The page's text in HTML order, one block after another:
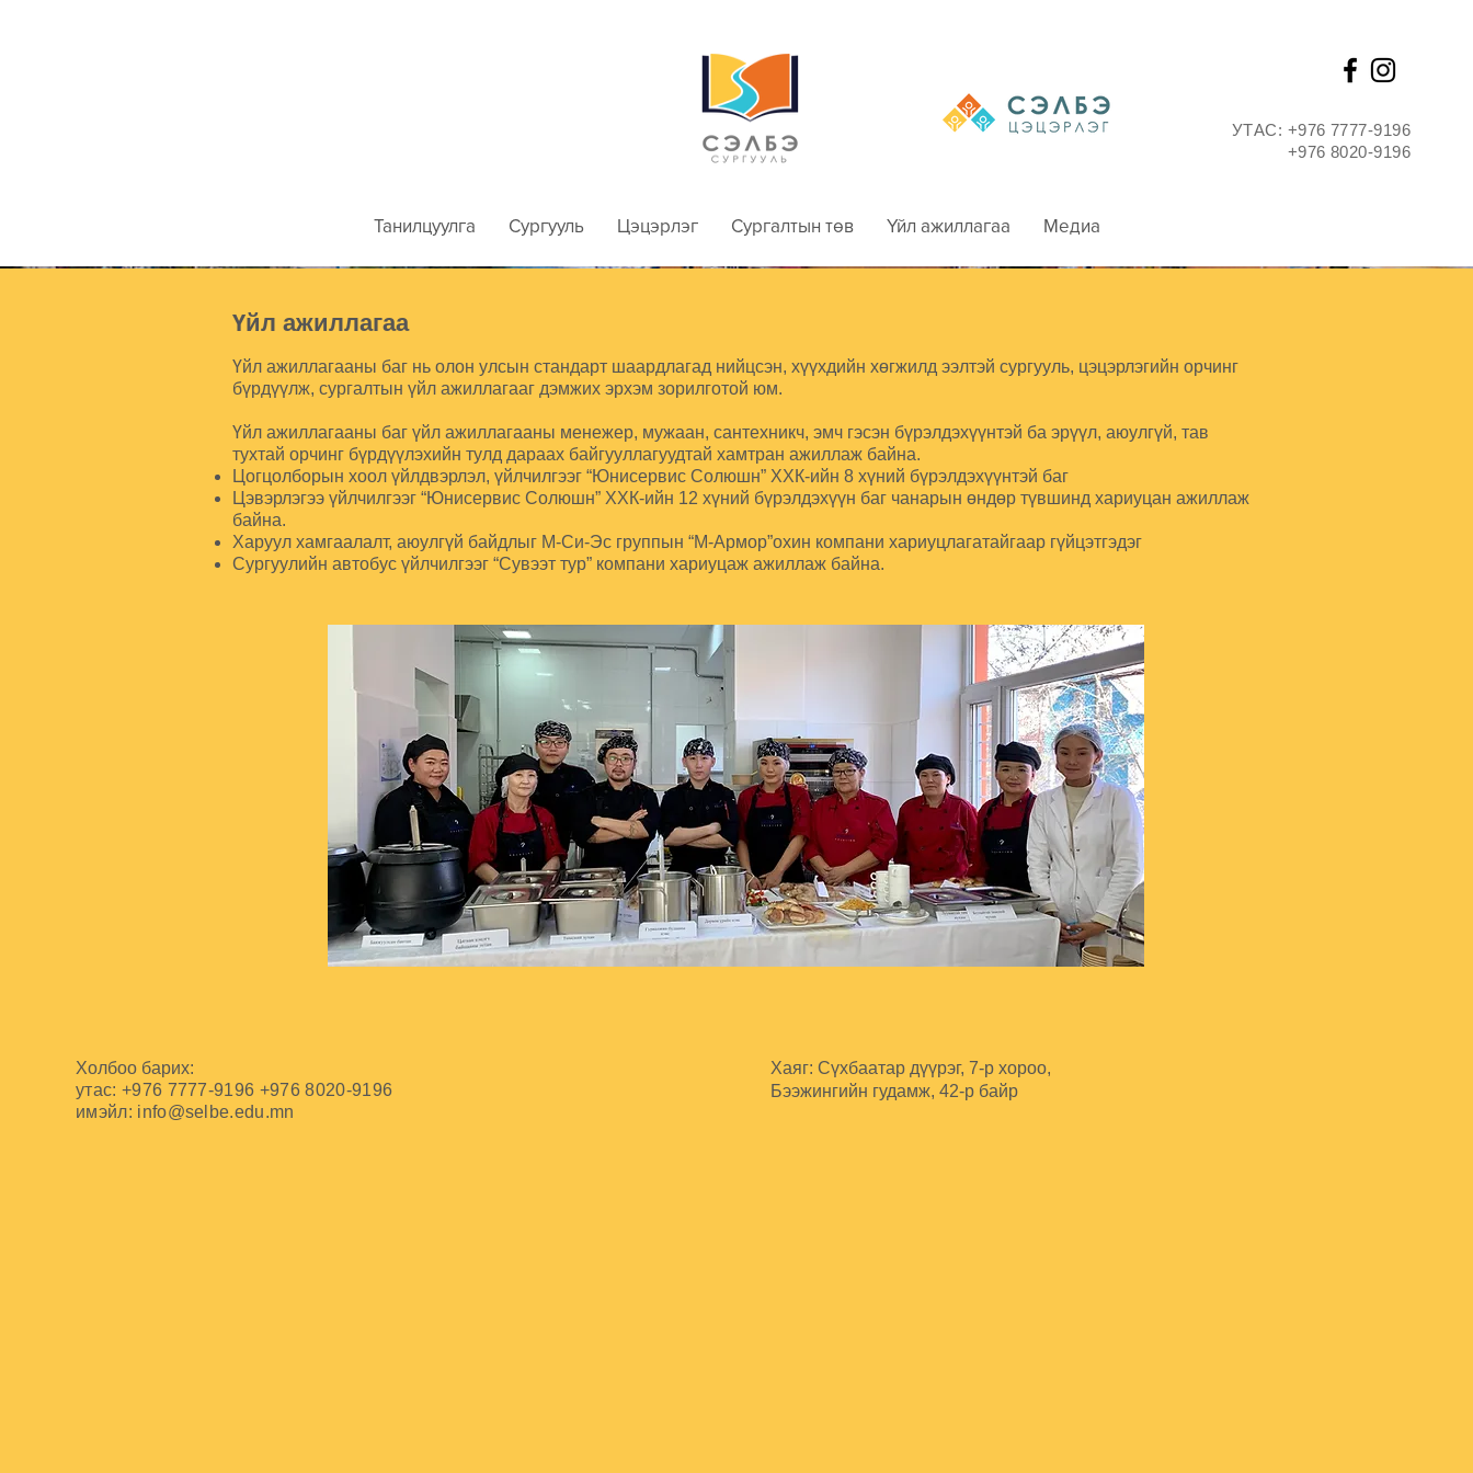
УТАС: +976 7777-9196
+976 8020-9196
Танилцуулга Сургууль Цэцэрлэг Сургалтын төв Үйл ажиллагаа Медиа
Үйл ажиллагаа
Үйл ажиллагааны баг нь олон улсын стандарт шаардлагад нийцсэн, хүүхдийн хөгжилд ээлтэй сургууль, цэцэрлэгийн орчинг
бүрдүүлж, сургалтын үйл ажиллагааг дэмжих эрхэм зорилготой юм.
Үйл ажиллагааны баг үйл ажиллагааны менежер, мужаан, сантехникч, эмч гэсэн бүрэлдэхүүнтэй ба эрүүл, аюулгүй, тав
тухтай орчинг бүрдүүлэхийн тулд дараах байгууллагуудтай хамтран ажиллаж байна.
Цогцолборын хоол үйлдвэрлэл, үйлчилгээг “Юнисервис Солюшн” ХХК-ийн 8 хүний бүрэлдэхүүнтэй баг
Цэвэрлэгээ үйлчилгээг “Юнисервис Солюшн” ХХК-ийн 12 хүний бүрэлдэхүүн баг чанарын өндөр түвшинд хариуцан ажиллаж
байна.
Харуул хамгаалалт, аюулгүй байдлыг М-Си-Эс группын “М-Армор”охин компани хариуцлагатайгаар гүйцэтгэдэг
Сургуулийн автобус үйлчилгээг “Сувээт тур” компани хариуцаж ажиллаж байна.
Холбоо барих:
утас: +976 7777-9196 +976 8020-9196
имэйл: info@selbe.edu.mn
Хаяг: Сүхбаатар дүүрэг, 7-р хороо,
Бээжингийн гудамж, 42-р байр